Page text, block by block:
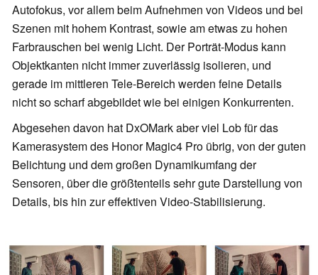
Autofokus, vor allem beim Aufnehmen von Videos und bei
Szenen mit hohem Kontrast, sowie am etwas zu hohen
Farbrauschen bei wenig Licht. Der Porträt-Modus kann
Objektkanten nicht immer zuverlässig isolieren, und
gerade im mittleren Tele-Bereich werden feine Details
nicht so scharf abgebildet wie bei einigen Konkurrenten.
Abgesehen davon hat DxOMark aber viel Lob für das
Kamerasystem des Honor Magic4 Pro übrig, von der guten
Belichtung und dem großen Dynamikumfang der
Sensoren, über die größtenteils sehr gute Darstellung von
Details, bis hin zur effektiven Video-Stabilisierung.